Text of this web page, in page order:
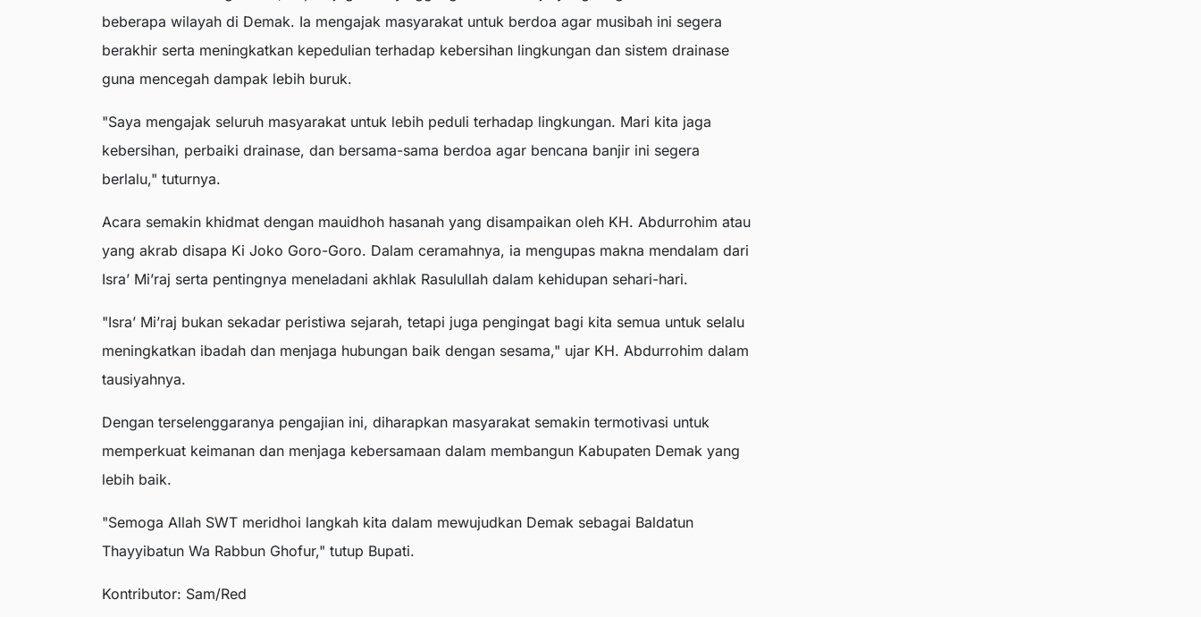
beberapa wilayah di Demak. Ia mengajak masyarakat untuk berdoa agar musibah ini segera
berakhir serta meningkatkan kepedulian terhadap kebersihan lingkungan dan sistem drainase
guna mencegah dampak lebih buruk.
"Saya mengajak seluruh masyarakat untuk lebih peduli terhadap lingkungan. Mari kita jaga
kebersihan, perbaiki drainase, dan bersama-sama berdoa agar bencana banjir ini segera
berlalu," tuturnya.
Acara semakin khidmat dengan mauidhoh hasanah yang disampaikan oleh KH. Abdurrohim atau
yang akrab disapa Ki Joko Goro-Goro. Dalam ceramahnya, ia mengupas makna mendalam dari
Isra’ Mi’raj serta pentingnya meneladani akhlak Rasulullah dalam kehidupan sehari-hari.
"Isra’ Mi’raj bukan sekadar peristiwa sejarah, tetapi juga pengingat bagi kita semua untuk selalu
meningkatkan ibadah dan menjaga hubungan baik dengan sesama," ujar KH. Abdurrohim dalam
tausiyahnya.
Dengan terselenggaranya pengajian ini, diharapkan masyarakat semakin termotivasi untuk
memperkuat keimanan dan menjaga kebersamaan dalam membangun Kabupaten Demak yang
lebih baik.
"Semoga Allah SWT meridhoi langkah kita dalam mewujudkan Demak sebagai Baldatun
Thayyibatun Wa Rabbun Ghofur," tutup Bupati.
Kontributor: Sam/Red